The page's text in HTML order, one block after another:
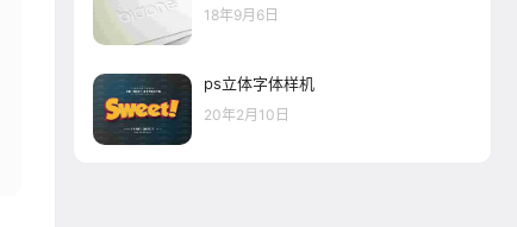
18年9月6日
ps立体字体样机
20年2月10日